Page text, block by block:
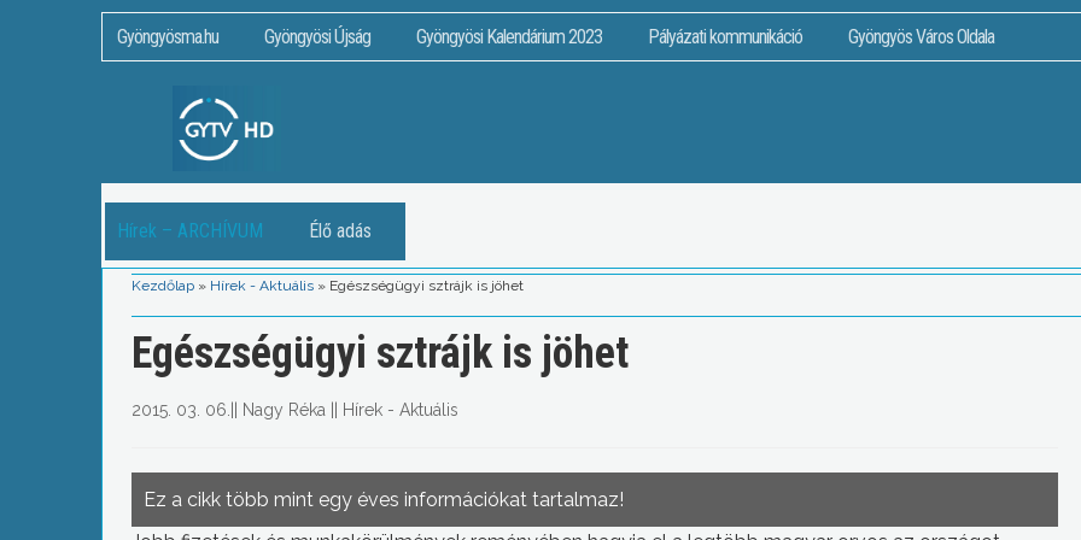
Gyöngyösma.hu Gyöngyösi Újság Gyöngyösi Kalendárium 2023 Pályázati kommunikáció Gyöngyös Város Oldala
Hírek – ARCHÍVUM Élő adás
Kezdőlap » Hírek - Aktuális » Egészségügyi sztrájk is jöhet
Egészségügyi sztrájk is jöhet
2015. 03. 06. Nagy Réka Hírek - Aktuális
Ez a cikk több mint egy éves információkat tartalmaz!